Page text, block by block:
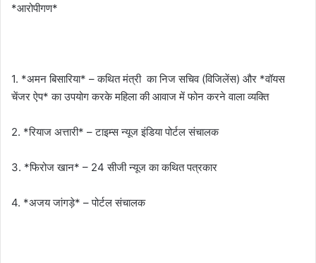
*आरोपीगण*
1. *अमन बिसारिया* – कथित मंत्री का निज सचिव (विजिलेंस) और *वॉयस
चेंजर ऐप* का उपयोग करके महिला की आवाज में फोन करने वाला व्यक्ति
2. *रियाज अत्तारी* – टाइम्स न्यूज इंडिया पोर्टल संचालक
3. *फिरोज खान* – 24 सीजी न्यूज का कथित पत्रकार
4. *अजय जांगड़े* – पोर्टल संचालक